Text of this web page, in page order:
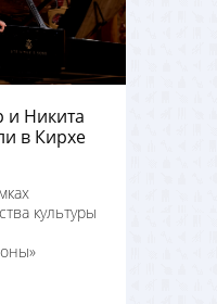
и Никита
в Кирхе
культуры